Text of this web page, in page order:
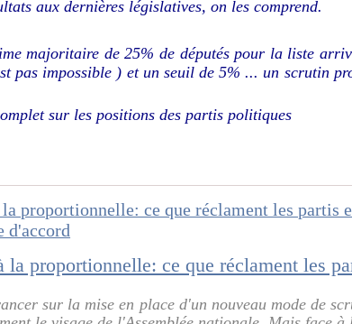
aux dernières législatives, on les comprend.
majoritaire de 25% de députés pour la liste
pas impossible ) et un seuil de 5% ... un scrutin
sur les positions des partis politiques
sur la mise en place d'un nouveau mode de